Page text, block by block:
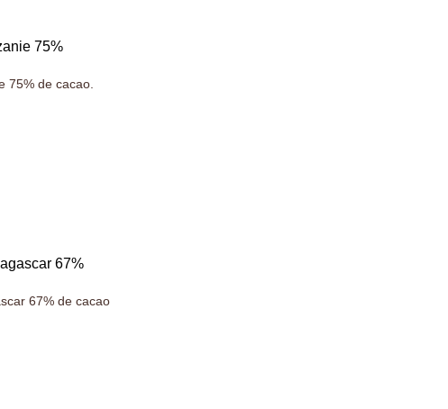
75%
75% de cacao.
67%
67% de cacao